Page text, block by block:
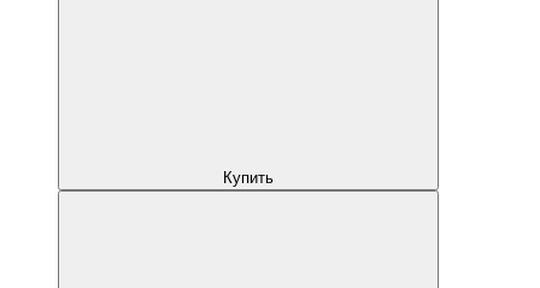
Купить